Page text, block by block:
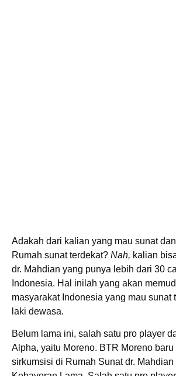
Adakah dari kalian yang mau sunat
Rumah sunat terdekat? Nah, kalian
dr. Mahdian yang punya lebih dari 30
Indonesia. Hal inilah yang akan
masyarakat Indonesia yang mau sunat
laki dewasa.
Belum lama ini, salah satu pro player
Alpha, yaitu Moreno. BTR Moreno
sirkumsisi di Rumah Sunat dr. Mahdian